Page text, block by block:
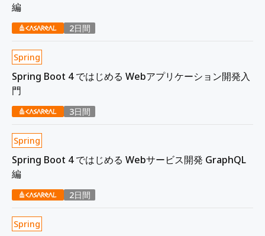
編
2日間
Spring
Spring Boot 4 ではじめる Webアプリケーション開発入
門
3日間
Spring
Spring Boot 4 ではじめる Webサービス開発 GraphQL
編
2日間
Spring